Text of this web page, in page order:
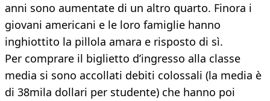
anni sono aumentate di un altro quarto. Finora i
giovani americani e le loro famiglie hanno
inghiottito la pillola amara e risposto di sì.
Per comprare il biglietto d’ingresso alla classe
media si sono accollati debiti colossali (la media è
di 38mila dollari per studente) che hanno poi